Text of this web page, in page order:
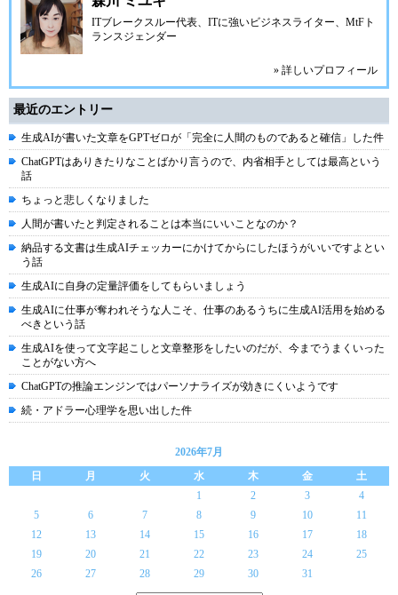
ITブレークスルー代表、ITに強いビジネスライター、MtFト
ランスジェンダー
» 詳しいプロフィール
最近のエントリー
生成AIが書いた文章をGPTゼロが「完全に人間のものであると確信」した件
ChatGPTはありきたりなことばかり言うので、内省相手としては最高という
話
ちょっと悲しくなりました
人間が書いたと判定されることは本当にいいことなのか？
納品する文書は生成AIチェッカーにかけてからにしたほうがいいですよとい
う話
生成AIに自身の定量評価をしてもらいましょう
生成AIに仕事が奪われそうな人こそ、仕事のあるうちに生成AI活用を始める
べきという話
生成AIを使って文字起こしと文章整形をしたいのだが、今までうまくいった
ことがない方へ
ChatGPTの推論エンジンではパーソナライズが効きにくいようです
続・アドラー心理学を思い出した件
2026年7月
日
月 火 水 木 金
土
1
2 3
4
5
6 7 8 9 10
11
12
13 14 15 16 17
18
19
20 21 22 23 24
25
26
27 28 29 30 31